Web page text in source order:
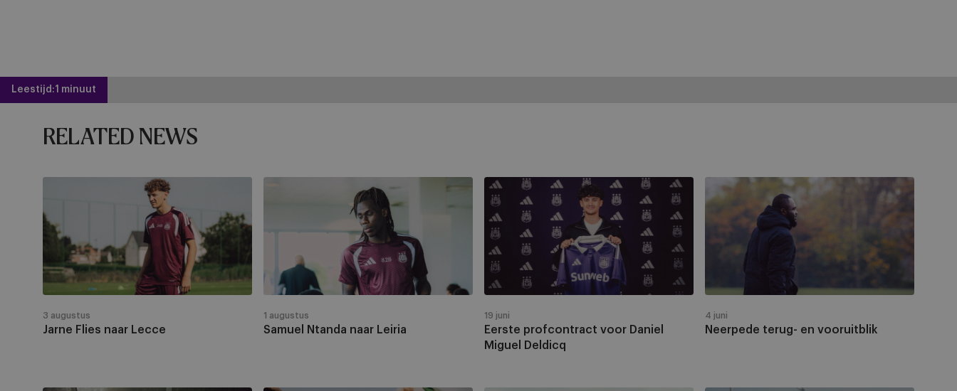
Leestijd:1 minuut
RELATED NEWS
naar
Lecce
Jarne Flies naar Lecce
3 augustus
Samuel Ntanda naar Leiria
1 augustus
Eerste
profcontract
voor
Daniel
Miguel
Deldicq
Eerste profcontract voor Daniel
Miguel Deldicq
19 juni
Neerpede
terug-
vooruitblik
Neerpede terug- en vooruitblik
4 juni